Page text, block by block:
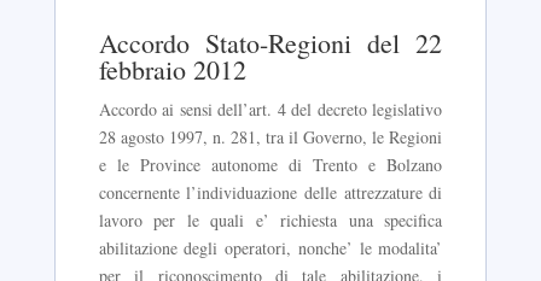
Accordo Stato-Regioni del 22
febbraio 2012
Accordo ai sensi dell’art. 4 del decreto legislativo
28 agosto 1997, n. 281, tra il Governo, le Regioni
e le Province autonome di Trento e Bolzano
concernente l’individuazione delle attrezzature di
lavoro per le quali e’ richiesta una specifica
abilitazione degli operatori, nonche’ le modalita’
per il riconoscimento di tale abilitazione, i